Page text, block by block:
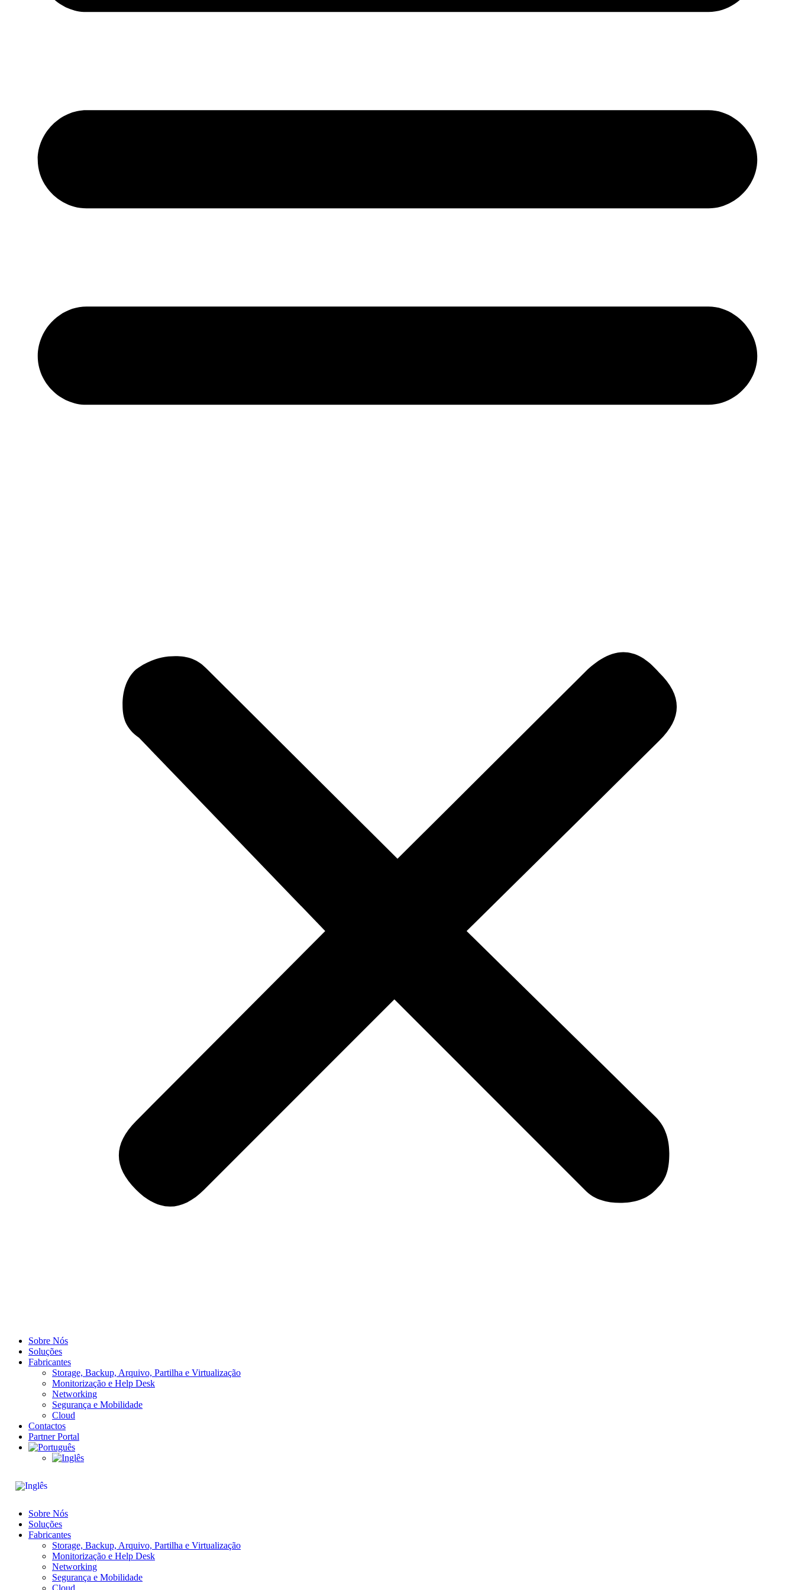
Sobre Nós
Soluções
Fabricantes
Storage, Backup, Arquivo, Partilha​ e Virtualização
Monitorização e Help Desk
Networking
Segurança e Mobilidade
Cloud
Contactos
Partner Portal
Sobre Nós
Soluções
Fabricantes
Storage, Backup, Arquivo, Partilha​ e Virtualização
Monitorização e Help Desk
Networking
Segurança e Mobilidade